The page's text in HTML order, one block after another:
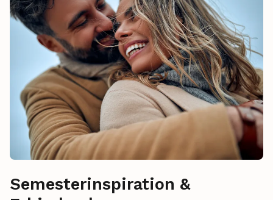
Semesterinspiration &